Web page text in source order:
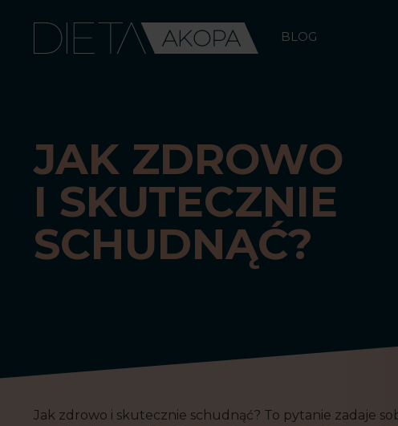
BLOG
JAK ZDROWO
I SKUTECZNIE
SCHUDNĄĆ?
Jak zdrowo i skutecznie schudnąć? To pytanie zadaje